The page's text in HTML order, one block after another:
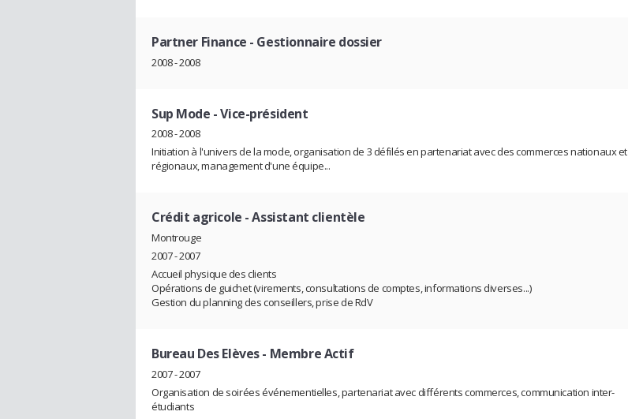
Partner Finance - Gestionnaire dossier
2008 - 2008
Sup Mode - Vice-président
2008 - 2008
Initiation à l'univers de la mode, organisation de 3 défilés en partenariat avec des commerces nationaux et
régionaux, management d'une équipe...
Crédit agricole - Assistant clientèle
Montrouge
2007 - 2007
Accueil physique des clients
Opérations de guichet (virements, consultations de comptes, informations diverses...)
Gestion du planning des conseillers, prise de RdV
Bureau Des Elèves- Membre Actif
2007 - 2007
Organisation de soirées événementielles, partenariat avec différents commerces, communication inter-
étudiants